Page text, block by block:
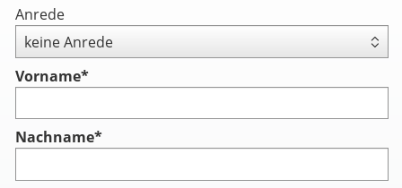
Anrede
Vorname*
Nachname*